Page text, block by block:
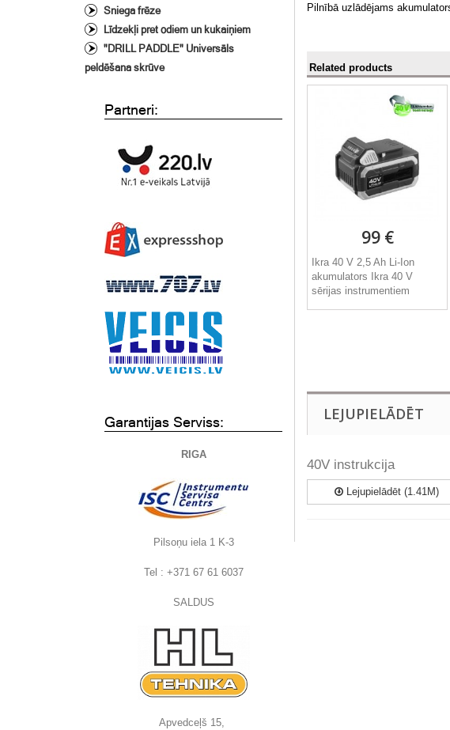
Sniega frēze
Līdzekļi pret odiem un kukaiņiem
"DRILL PADDLE" Universāls
peldēšana skrūve
Partneri:
Garantijas Serviss:
RIGA
Pilsoņu iela 1 K-3
Tel : +371 67 61 6037
SALDUS
Apvedceļš 15,
Pilnībā uzlādējams
Related products
99 €
Ikra 40 V 2,5 Ah Li-Ion
akumulators Ikra 40 V
sērijas instrumentiem
LEJUPIELĀDĒT
40V instrukcija
Lejupielādēt (1.41M)